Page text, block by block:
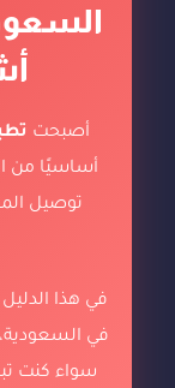
أصبحت
أساسيًا من
توصيل
في هذا
في
سواء كنت